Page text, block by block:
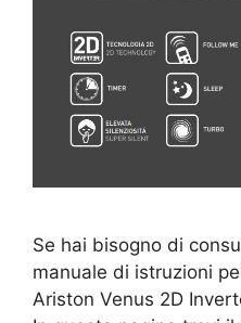
Se hai bisogno di
manuale di istruzioni
Ariston Venus 2D